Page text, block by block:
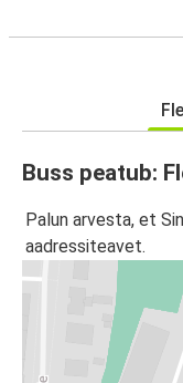
Buss peatub:
Palun arvesta, et
aadressiteavet.